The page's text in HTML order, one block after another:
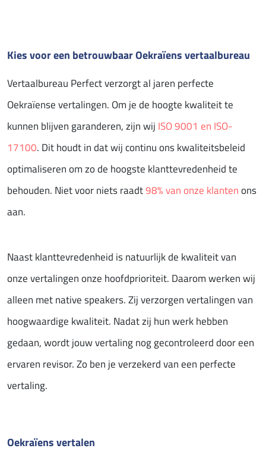
Kies voor een betrouwbaar Oekraïens vertaalbureau
Vertaalbureau Perfect verzorgt al jaren perfecte
Oekraïense vertalingen. Om je de hoogte kwaliteit te
kunnen blijven garanderen, zijn wij ISO 9001 en ISO-
17100. Dit houdt in dat wij continu ons kwaliteitsbeleid
optimaliseren om zo de hoogste klanttevredenheid te
behouden. Niet voor niets raadt98% van onze klantenons
aan.
Naast klanttevredenheid is natuurlijk de kwaliteit van
onze vertalingen onze hoofdprioriteit. Daarom werken wij
alleen met native speakers. Zij verzorgen vertalingen van
hoogwaardige kwaliteit. Nadat zij hun werk hebben
gedaan, wordt jouw vertaling nog gecontroleerd door een
ervaren revisor. Zo ben je verzekerd van een perfecte
vertaling.
Oekraïens vertalen